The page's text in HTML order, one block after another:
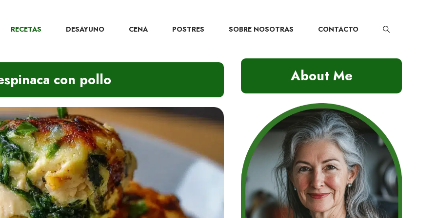
RECETAS DESAYUNO CENA POSTRES SOBRE NOSOTRAS CONTACTO
con pollo About Me